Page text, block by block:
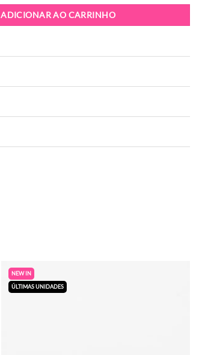
ADICIONAR AO CARRINHO
NEW IN
ÚLTIMAS UNIDADES